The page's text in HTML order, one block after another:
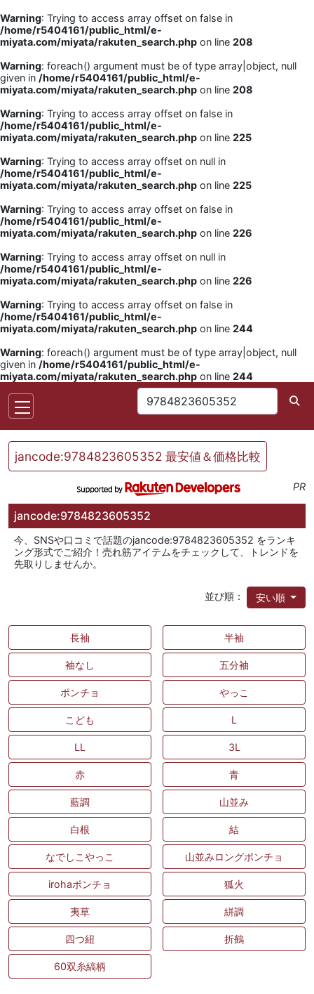
Warning: Trying to access array offset on false in
/home/r5404161/public_html/e-
miyata.com/miyata/rakuten_search.php on line 208
Warning: foreach() argument must be of type array|object, null
given in /home/r5404161/public_html/e-
miyata.com/miyata/rakuten_search.php on line 208
Warning: Trying to access array offset on false in
/home/r5404161/public_html/e-
miyata.com/miyata/rakuten_search.php on line 225
Warning: Trying to access array offset on null in
/home/r5404161/public_html/e-
miyata.com/miyata/rakuten_search.php on line 225
Warning: Trying to access array offset on false in
/home/r5404161/public_html/e-
miyata.com/miyata/rakuten_search.php on line 226
Warning: Trying to access array offset on null in
/home/r5404161/public_html/e-
miyata.com/miyata/rakuten_search.php on line 226
Warning: Trying to access array offset on false in
/home/r5404161/public_html/e-
miyata.com/miyata/rakuten_search.php on line 244
Warning: foreach() argument must be of type array|object, null
given in /home/r5404161/public_html/e-
miyata.com/miyata/rakuten_search.php on line 244
jancode:9784823605352 最安値＆価格比較
PR
jancode:9784823605352
今、SNSや口コミで話題のjancode:9784823605352 をランキ
ング形式でご紹介！売れ筋アイテムをチェックして、トレンドを
先取りしませんか。
並び順： 安い順
長袖 半袖
袖なし 五分袖
ポンチョ やっこ
こども L
LL 3L
赤 青
藍調 山並み
白根 結
なでしこやっこ 山並みロングポンチョ
irohaポンチョ 狐火
夷草 絣調
四つ紐 折鶴
60双糸縞柄